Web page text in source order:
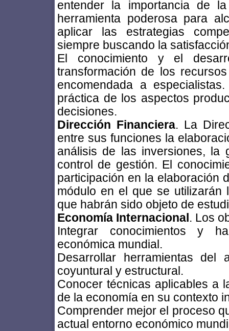
entender la importancia de
herramienta poderosa para
aplicar las estrategias
siempre buscando la
El conocimiento y el
transformación de los
encomendada a
práctica de los aspectos
decisiones.
Dirección Financiera. La
entre sus funciones la
análisis de las inversiones, la
control de gestión. El
participación en la elaboración
módulo en el que se utilizarán
que habrán sido objeto de
Economía Internacional . Los
Integrar conocimientos y
económica mundial.
Desarrollar herramientas del
coyuntural y estructural.
Conocer técnicas aplicables a
de la economía en su contexto
Comprender mejor el proceso
actual entorno económico